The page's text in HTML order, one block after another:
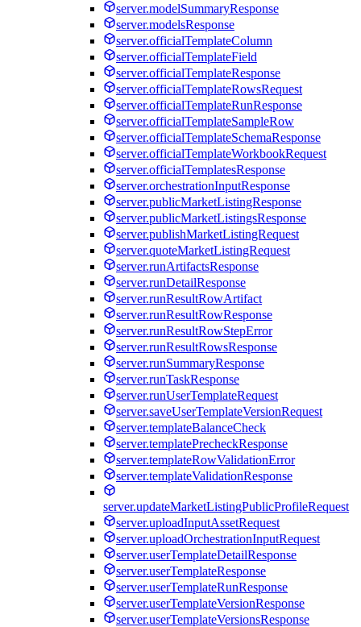
server.modelSummaryResponse
server.modelsResponse
server.officialTemplateColumn
server.officialTemplateField
server.officialTemplateResponse
server.officialTemplateRowsRequest
server.officialTemplateRunResponse
server.officialTemplateSampleRow
server.officialTemplateSchemaResponse
server.officialTemplateWorkbookRequest
server.officialTemplatesResponse
server.orchestrationInputResponse
server.publicMarketListingResponse
server.publicMarketListingsResponse
server.publishMarketListingRequest
server.quoteMarketListingRequest
server.runArtifactsResponse
server.runDetailResponse
server.runResultRowArtifact
server.runResultRowResponse
server.runResultRowStepError
server.runResultRowsResponse
server.runSummaryResponse
server.runTaskResponse
server.runUserTemplateRequest
server.saveUserTemplateVersionRequest
server.templateBalanceCheck
server.templatePrecheckResponse
server.templateRowValidationError
server.templateValidationResponse
server.updateMarketListingPublicProfileRequest
server.uploadInputAssetRequest
server.uploadOrchestrationInputRequest
server.userTemplateDetailResponse
server.userTemplateResponse
server.userTemplateRunResponse
server.userTemplateVersionResponse
server.userTemplateVersionsResponse